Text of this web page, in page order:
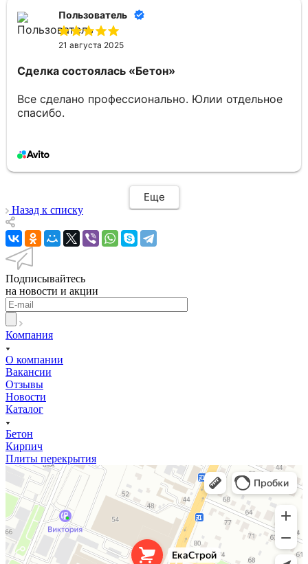
Пользователь
21 августа 2025
Сделка состоялась «Бетон»
Все сделано профессионально. Юлии отдельное
спасибо.
Еще
Назад к списку
Подписывайтесь
на новости и акции
Компания
О компании
Вакансии
Отзывы
Новости
Каталог
Бетон
Кирпич
Плиты перекрытия